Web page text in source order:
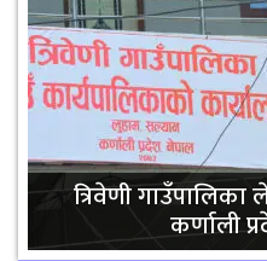
त्रिवेणी गाउँपालिका
कर्णाली